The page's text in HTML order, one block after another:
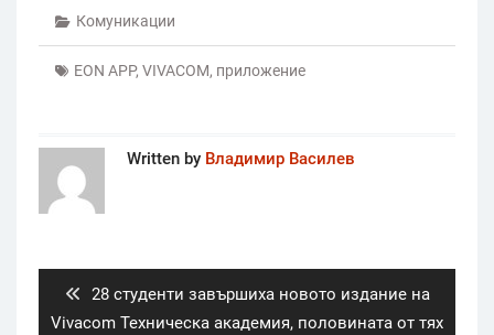
Samsung Watch8
Classic
Комуникации
EON APP, VIVACOM, приложение
Written by Владимир Василев
Previous
post:
28 студенти завършиха новото издание на
Vivacom Техническа академия, половината от тях